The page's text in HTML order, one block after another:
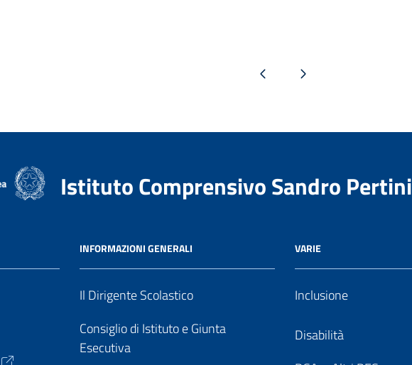
Pagina precedentePagina successiva
Istituto Comprensivo Sandro Pertini
INFORMAZIONI GENERALI
Il Dirigente Scolastico
Consiglio di Istituto e Giunta
Esecutiva
VARIE
Inclusione
Disabilità